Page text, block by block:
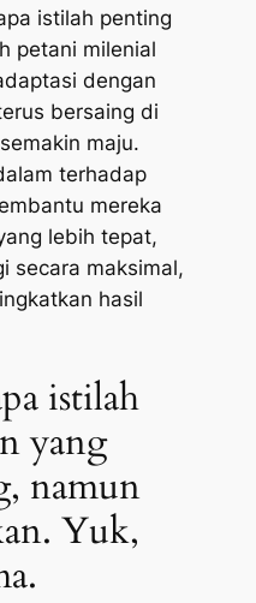
istilah penting
petani milenial
dengan
bersaing di
maju.
terhadap
mereka
lebih tepat,
secara maksimal,
hasil
istilah
yang
namun
Yuk,